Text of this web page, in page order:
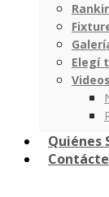
Elegí
Videos
Quiénes